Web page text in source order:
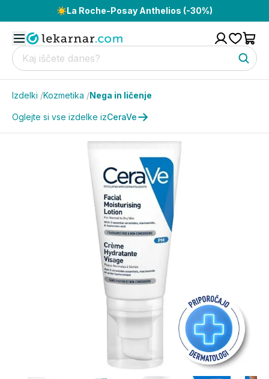
☀️La Roche-Posay Anthelios (-30%)
Izdelki /Kozmetika /Nega in ličenje
Oglejte si vse izdelke izCeraVe